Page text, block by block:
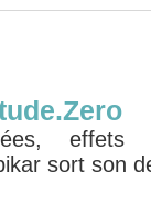
effets
sort son